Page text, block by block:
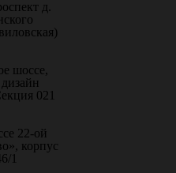
д.
шоссе,
021
22-ой
корпус
1